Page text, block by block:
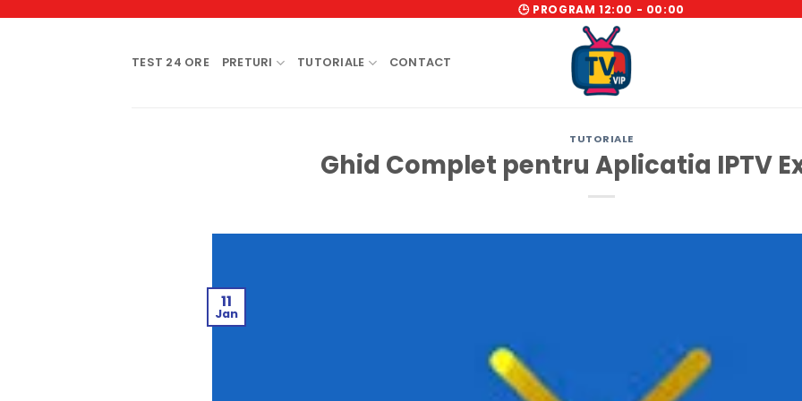
🕒 PROGRAM 12:00 - 00:00
TEST 24 ORE PRETURI TUTORIALE CONTACT
TUTORIALE
Ghid Complet pentru Aplicatia IPTV
11
Jan